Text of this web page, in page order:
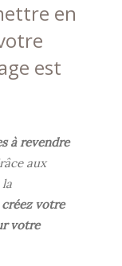
en
est
à revendre
aux
la
créez votre
votre